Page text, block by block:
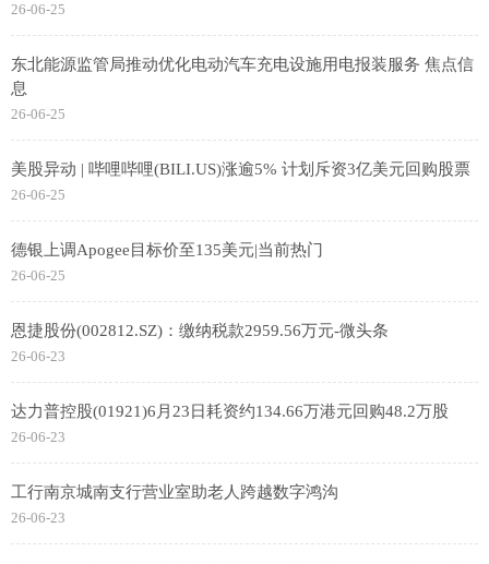
26-06-25
东北能源监管局推动优化电动汽车充电设施用电报装服务 焦点信
息
26-06-25
美股异动 | 哔哩哔哩(BILI.US)涨逾5% 计划斥资3亿美元回购股票
26-06-25
德银上调Apogee目标价至135美元|当前热门
26-06-25
恩捷股份(002812.SZ)：缴纳税款2959.56万元-微头条
26-06-23
达力普控股(01921)6月23日耗资约134.66万港元回购48.2万股
26-06-23
工行南京城南支行营业室助老人跨越数字鸿沟
26-06-23